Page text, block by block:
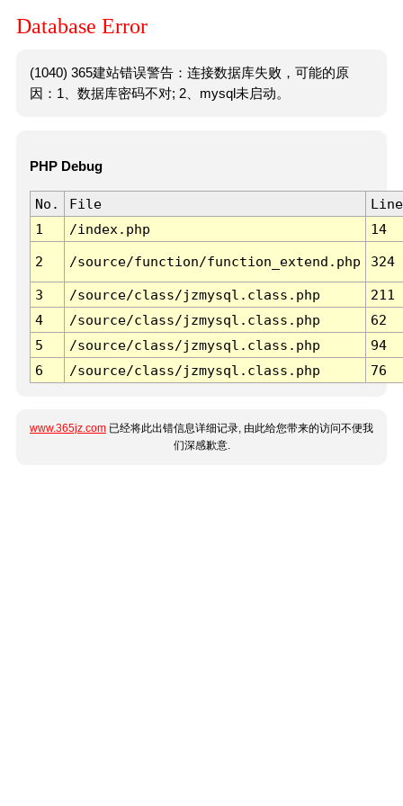
Database Error
(1040) 365建站错误警告：连接数据库失败，可能的原
因：1、数据库密码不对; 2、mysql未启动。
PHP Debug
No. File
Line
1
/index.php 14
2 /source/function/function_extend.php 324
3 /source/class/jzmysql.class.php
211
4
/source/class/jzmysql.class.php
62
5
/source/class/jzmysql.class.php
94
6
/source/class/jzmysql.class.php 76
www.365jz.com 已经将此出错信息详细记录, 由此给您带来的访问不便我
们深感歉意.